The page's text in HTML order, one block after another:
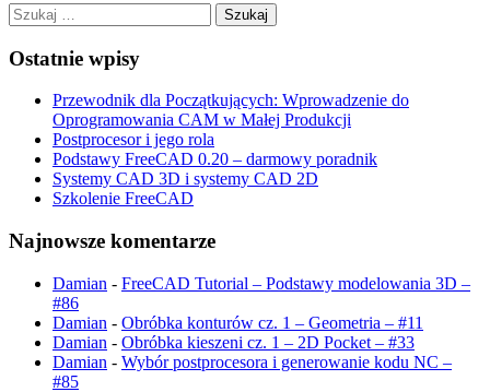
Szukaj:
Ostatnie wpisy
Przewodnik dla Początkujących: Wprowadzenie do
Oprogramowania CAM w Małej Produkcji
Postprocesor i jego rola
Podstawy FreeCAD 0.20 – darmowy poradnik
Systemy CAD 3D i systemy CAD 2D
Szkolenie FreeCAD
Najnowsze komentarze
Damian - FreeCAD Tutorial – Podstawy modelowania 3D –
#86
Damian - Obróbka konturów cz. 1 – Geometria – #11
Damian - Obróbka kieszeni cz. 1 – 2D Pocket – #33
Damian - Wybór postprocesora i generowanie kodu NC –
#85